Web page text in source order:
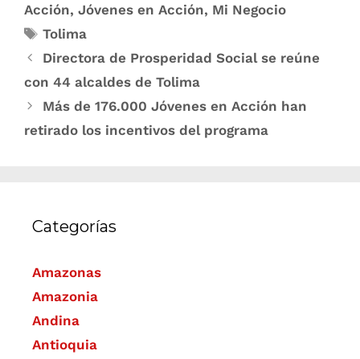
Acción, Jóvenes en Acción, Mi Negocio
Tolima
Directora d​e Prosperidad Social se reúne
con 44 al​caldes de Tolima
Más de 176.000 Jóvenes en Acción han
retirado los incentivos del programa
Categorías
Amazonas
Amazonia
Andina
Antioquia